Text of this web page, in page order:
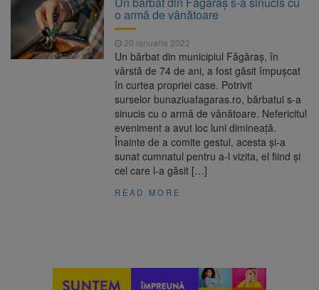
Ormeniș
6 august 2026
AUR a lansat platforma
suspeND.ro pentru urmărirea inițiativei de
suspendare a președintelui Nicușor Dan
6 august 2026
Înalta Curte analizează
dosarul lui Călin Georgescu și Horațiu Potra.
Judecătorii decid dacă începe procesul
Strategia națională pentru
biodiversitate 2026-2030, adoptată de Senat.
Proiectul merge la promulgare
o armă de vânătoare
20 ianuarie 2023
Un bărbat din municipiul Făgăraș, în
vârstă de 74 de ani, a fost găsit împușcat
în curtea propriei case. Potrivit
surselor bunaziuafagaras.ro, bărbatul s-a
sinucis cu o armă de vânătoare. Nefericitul
eveniment a avut loc luni dimineață.
Înainte de a comite gestul, acesta și-a
sunat cumnatul pentru a-l vizita, el fiind și
cel care l-a găsit […]
READ MORE